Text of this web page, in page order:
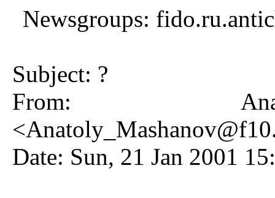
Newsgroups:
Subject: ?
From:
<
Date: Sun, 21 Jan 2001